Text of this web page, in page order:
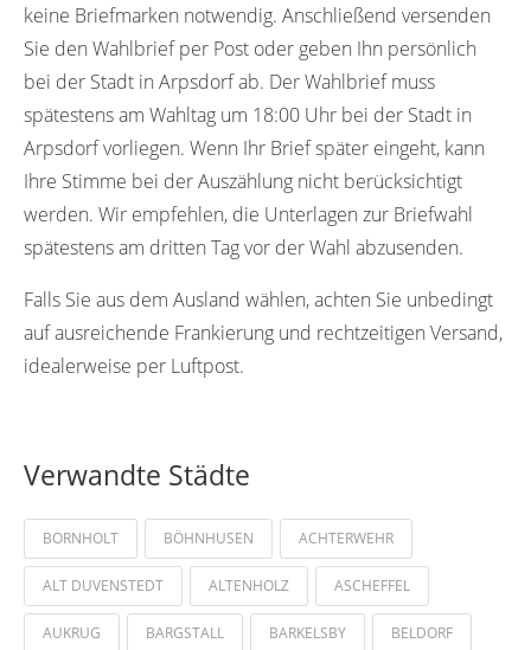
keine Briefmarken notwendig. Anschließend versenden
Sie den Wahlbrief per Post oder geben Ihn persönlich
bei der Stadt in Arpsdorf ab. Der Wahlbrief muss
spätestens am Wahltag um 18:00 Uhr bei der Stadt in
Arpsdorf vorliegen. Wenn Ihr Brief später eingeht, kann
Ihre Stimme bei der Auszählung nicht berücksichtigt
werden. Wir empfehlen, die Unterlagen zur Briefwahl
spätestens am dritten Tag vor der Wahl abzusenden.
Falls Sie aus dem Ausland wählen, achten Sie unbedingt
auf ausreichende Frankierung und rechtzeitigen Versand,
idealerweise per Luftpost.
Verwandte Städte
BORNHOLT BÖHNHUSEN ACHTERWEHR
ALT DUVENSTEDT ALTENHOLZ ASCHEFFEL
AUKRUG BARGSTALL BARKELSBY BELDORF